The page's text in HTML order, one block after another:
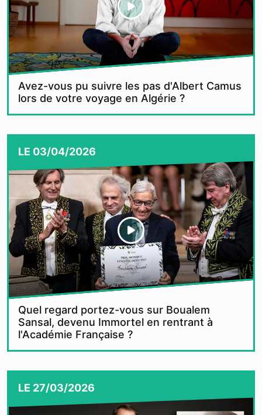
Avez-vous pu suivre les pas d'Albert Camus
lors de votre voyage en Algérie ?
LE 03/04/2026
Quel regard portez-vous sur Boualem
Sansal, devenu Immortel en rentrant à
l'Académie Française ?
LE 27/03/2026